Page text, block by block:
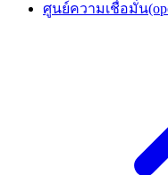
ศูนย์ความเชื่อมั่น